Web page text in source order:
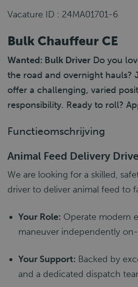
Vacature ID : 24MA01701-6
Bulk Chauffeur CE
Wanted: Bulk Driver Do you
the road and overnight hauls?
offer a challenging, varied
responsibility. Ready to roll?
Functieomschrijving
Animal Feed Delivery
We are looking for a skilled,
driver to deliver animal feed to
Your Role: Operate modern
maneuver independently
Your Support: Backed by
and a dedicated dispatch